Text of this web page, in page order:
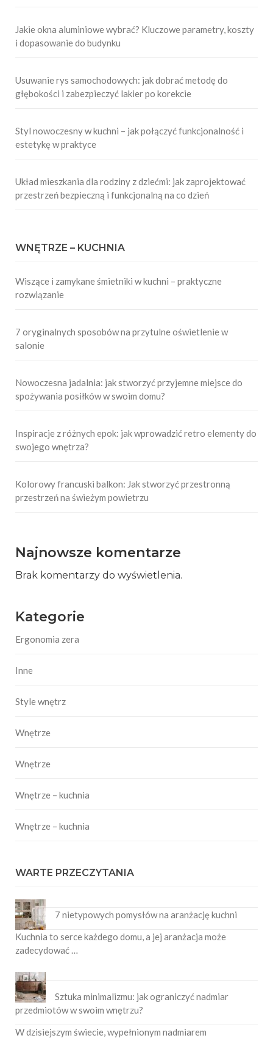
Jakie okna aluminiowe wybrać? Kluczowe parametry, koszty
i dopasowanie do budynku
Usuwanie rys samochodowych: jak dobrać metodę do
głębokości i zabezpieczyć lakier po korekcie
Styl nowoczesny w kuchni – jak połączyć funkcjonalność i
estetykę w praktyce
Układ mieszkania dla rodziny z dziećmi: jak zaprojektować
przestrzeń bezpieczną i funkcjonalną na co dzień
WNĘTRZE – KUCHNIA
Wiszące i zamykane śmietniki w kuchni – praktyczne
rozwiązanie
7 oryginalnych sposobów na przytulne oświetlenie w
salonie
Nowoczesna jadalnia: jak stworzyć przyjemne miejsce do
spożywania posiłków w swoim domu?
Inspiracje z różnych epok: jak wprowadzić retro elementy do
swojego wnętrza?
Kolorowy francuski balkon: Jak stworzyć przestronną
przestrzeń na świeżym powietrzu
Najnowsze komentarze
Brak komentarzy do wyświetlenia.
Kategorie
Ergonomia zera
Inne
Style wnętrz
Wnętrze
Wnętrze
Wnętrze – kuchnia
Wnętrze – kuchnia
WARTE PRZECZYTANIA
7 nietypowych pomysłów na aranżację kuchni
Kuchnia to serce każdego domu, a jej aranżacja może
zadecydować …
Sztuka minimalizmu: jak ograniczyć nadmiar
przedmiotów w swoim wnętrzu?
W dzisiejszym świecie, wypełnionym nadmiarem